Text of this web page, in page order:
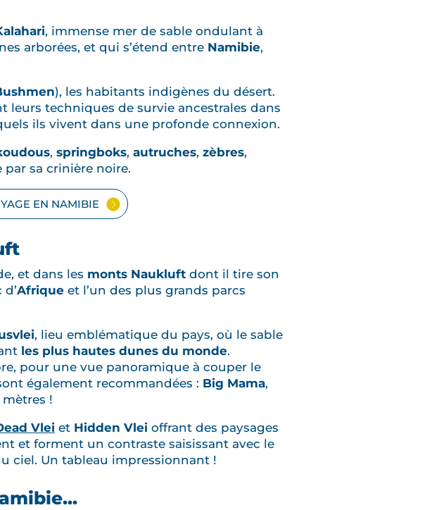
, immense mer de sable ondulant à
arborées, et qui s’étend entre Namibie,
), les habitants indigènes du désert.
leurs techniques de survie ancestrales dans
ils vivent dans une profonde connexion.
, springboks, autruches, zèbres,
sa crinière noire.
EN NAMIBIE
et dans les monts Naukluft dont il tire son
Afrique et l’un des plus grands parcs
, lieu emblématique du pays, où le sable
les plus hautes dunes du monde.
pour une vue panoramique à couper le
également recommandées : Big Mama,
mètres !
Vlei et Hidden Vlei offrant des paysages
et forment un contraste saisissant avec le
ciel. Un tableau impressionnant !